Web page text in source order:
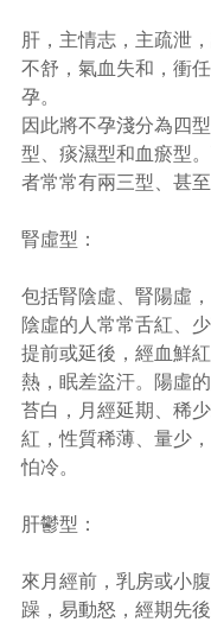
肝，主情志，主疏泄
不舒，氣血失和，衝
孕。
因此將不孕淺分為四
型、痰濕型和血瘀型
者常常有兩三型、甚
腎虛型：
包括腎陰虛、腎陽虛
陰虛的人常常舌紅、
提前或延後，經血鮮
熱，眠差盜汗。陽虛
苔白，月經延期、稀
紅，性質稀薄、量少
怕冷。
肝鬱型：
來月經前，乳房或小
躁，易動怒，經期先